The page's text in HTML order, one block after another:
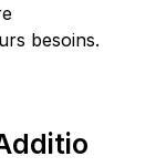
besoins.